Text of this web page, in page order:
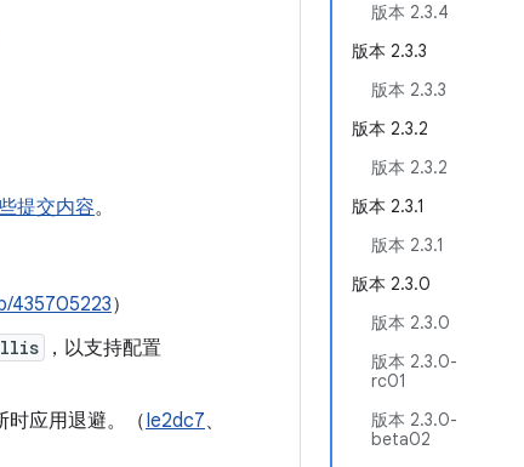
版本 2.3.4
版本 2.3.3
版本 2.3.3
版本 2.3.2
版本 2.3.2
版本 2.3.1
版本 2.3.1
版本 2.3.0
版本 2.3.0
版本 2.3.0-
rc01
版本 2.3.0-
beta02
提交内容。
435705223）
，以支持配置
时应用退避。（Ie2dc7、